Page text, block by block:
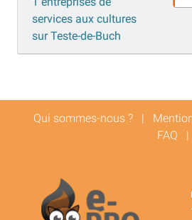
services aux cultures
sur Teste-de-Buch
Qui sommes-nous ? |
FAQ |